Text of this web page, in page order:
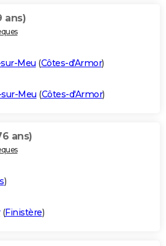
ans)
Meu (Côtes-d'Armor)
Meu (Côtes-d'Armor)
ans)
)
(Finistère)